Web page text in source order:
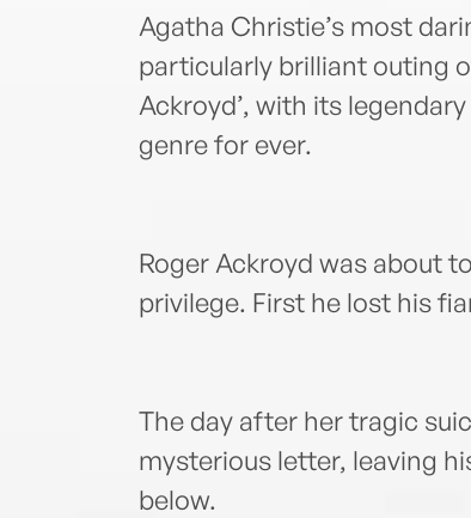
Agatha Christie’s most
particularly brilliant outing
Ackroyd’, with its
genre for ever.
Roger Ackroyd was about
privilege. First he lost his
The day after her tragic
mysterious letter, leaving
below.